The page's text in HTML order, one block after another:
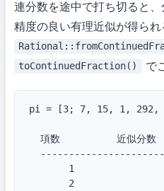
連分数を途中で打ち切ると
精度の良い有理近似が得ら
toContinuedFraction() で
pi = [3; 7, 15, 1,
項数          近似分数
1
2